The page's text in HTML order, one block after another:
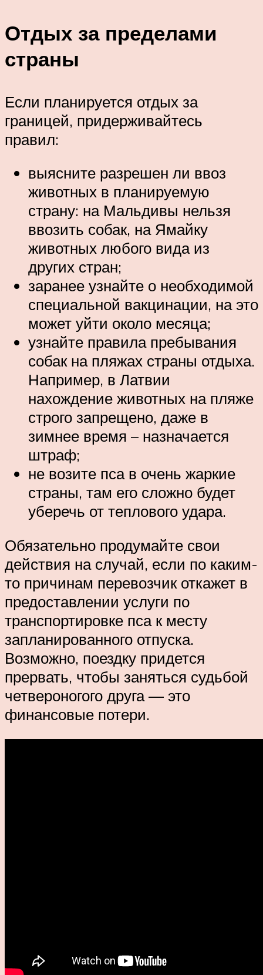
Отдых за пределами
страны
Если планируется отдых за
границей, придерживайтесь
правил:
выясните разрешен ли ввоз
животных в планируемую
страну: на Мальдивы нельзя
ввозить собак, на Ямайку
животных любого вида из
других стран;
заранее узнайте о необходимой
специальной вакцинации, на это
может уйти около месяца;
узнайте правила пребывания
собак на пляжах страны отдыха.
Например, в Латвии
нахождение животных на пляже
строго запрещено, даже в
зимнее время – назначается
штраф;
не возите пса в очень жаркие
страны, там его сложно будет
уберечь от теплового удара.
Обязательно продумайте свои
действия на случай, если по каким-
то причинам перевозчик откажет в
предоставлении услуги по
транспортировке пса к месту
запланированного отпуска.
Возможно, поездку придется
прервать, чтобы заняться судьбой
четвероногого друга — это
финансовые потери.